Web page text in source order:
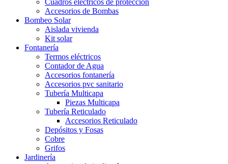
Accesorios de Bombas
Bombeo Solar
Aislada vivienda
Kit solar
Fontanería
Termos eléctricos
Contador de Agua
Accesorios fontanería
Accesorios pvc sanitario
Tubería Multicapa
Piezas Multicapa
Tubería Reticulado
Accesorios Reticulado
Depósitos y Fosas
Cobre
Grifos
Jardinería